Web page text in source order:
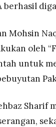
berhasil
Mohsin
oleh
untuk
Sharif